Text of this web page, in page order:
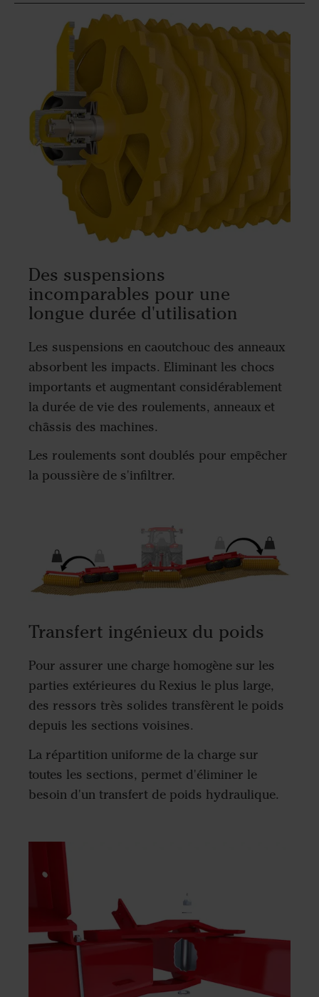
Des suspensions
incomparables pour une
longue durée d'utilisation
Les suspensions en caoutchouc des anneaux
absorbent les impacts. Eliminant les chocs
importants et augmentant considérablement
la durée de vie des roulements, anneaux et
châssis des machines.
Les roulements sont doublés pour empêcher
la poussière de s'infiltrer.
Transfert ingénieux du poids
Pour assurer une charge homogène sur les
parties extérieures du Rexius le plus large,
des ressors très solides transfèrent le poids
depuis les sections voisines.
La répartition uniforme de la charge sur
toutes les sections, permet d'éliminer le
besoin d'un transfert de poids hydraulique.